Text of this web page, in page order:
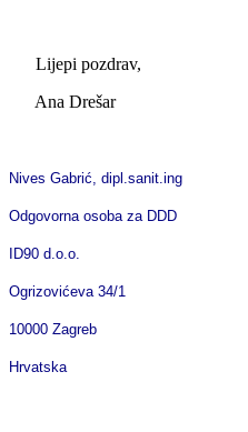
Lijepi pozdrav,
Ana Drešar
Nives Gabrić, dipl.sanit.ing
Odgovorna osoba za DDD
ID90 d.o.o.
Ogrizovićeva 34/1
10000 Zagreb
Hrvatska